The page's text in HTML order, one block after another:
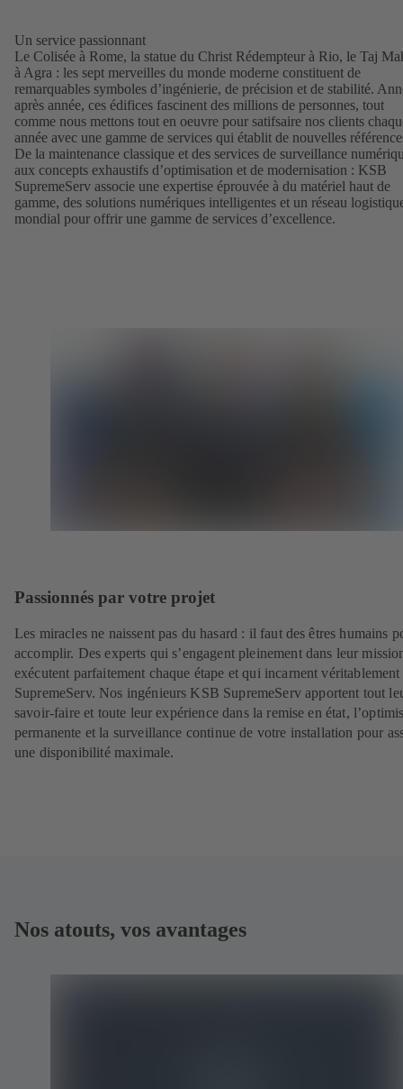
Un service passionnant
Le Colisée à Rome, la statue du Christ Rédempteur à Rio, le Taj
à Agra : les sept merveilles du monde moderne constituent de
remarquables symboles d’ingénierie, de précision et de stabilité.
après année, ces édifices fascinent des millions de personnes, tout
comme nous mettons tout en oeuvre pour satifsaire nos clients
année avec une gamme de services qui établit de nouvelles
De la maintenance classique et des services de surveillance
aux concepts exhaustifs d’optimisation et de modernisation : KSB
SupremeServ associe une expertise éprouvée à du matériel haut de
gamme, des solutions numériques intelligentes et un réseau
mondial pour offrir une gamme de services d’excellence.
Passionnés par votre projet
Les miracles ne naissent pas du hasard : il faut des êtres humains
accomplir. Des experts qui s’engagent pleinement dans leur
exécutent parfaitement chaque étape et qui incarnent
SupremeServ. Nos ingénieurs KSB SupremeServ apportent tout
savoir-faire et toute leur expérience dans la remise en état,
permanente et la surveillance continue de votre installation pour
une disponibilité maximale.
Nos atouts, vos avantages